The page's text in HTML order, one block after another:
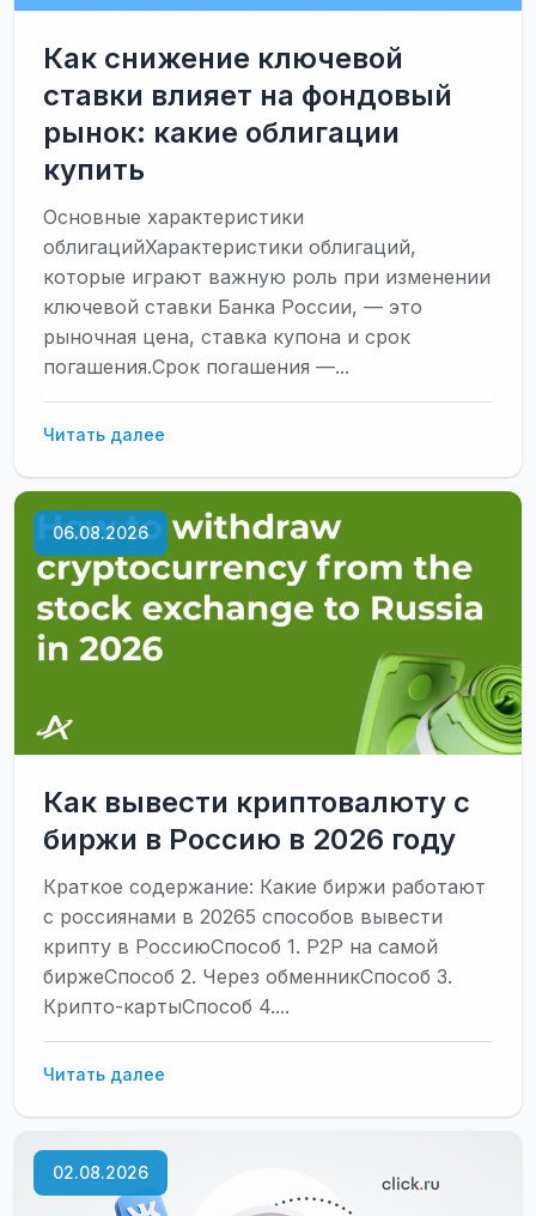
Как снижение ключевой
ставки влияет на фондовый
рынок: какие облигации
купить
Основные характеристики
облигацийХарактеристики облигаций,
которые играют важную роль при изменении
ключевой ставки Банка России, — это
рыночная цена, ставка купона и срок
погашения.Срок погашения —...
Читать далее
ставки
влияет
на
фондовый
рынок:
06.08.2026
Как вывести криптовалюту с
биржи в Россию в 2026 году
Краткое содержание: Какие биржи работают
с россиянами в 20265 способов вывести
крипту в РоссиюСпособ 1. P2P на самой
биржеСпособ 2. Через обменникСпособ 3.
Крипто-картыСпособ 4....
Читать далее
с
в
02.08.2026